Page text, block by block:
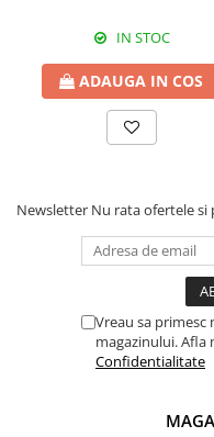
IN STOC
ADAUGA IN COS
Newsletter Nu rata ofertele
Vreau sa
magazinului. Afla
Confidentialitate